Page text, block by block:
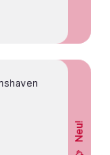
Neu!